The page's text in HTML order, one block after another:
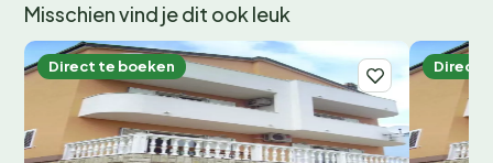
Misschien vind je dit ook leuk
Direct te boeken Direct